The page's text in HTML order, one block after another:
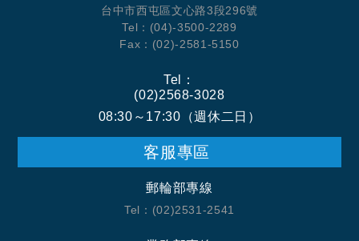
台中市西屯區文心路3段296號
Tel：(04)-3500-2289
Fax：(02)-2581-5150
Tel：
(02)2568-3028
08:30～17:30（週休二日）
客服專區
郵輪部專線
Tel：(02)2531-2541